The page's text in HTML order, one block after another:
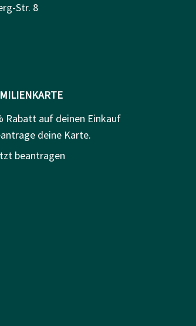
Str. 8
Rabatt auf deinen Einkauf
deine Karte.
beantragen